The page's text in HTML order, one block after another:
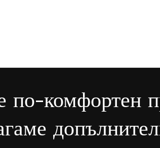
по-комфортен